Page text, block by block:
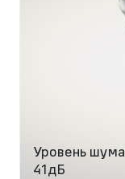
Уровень шума
41дБ